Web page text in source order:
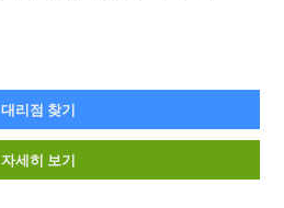
대리점 찾기
자세히 보기